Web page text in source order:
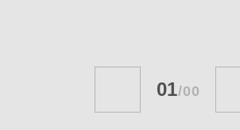
01/00